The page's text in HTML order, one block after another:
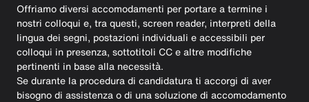
Offriamo diversi accomodamenti per portare a termine i
nostri colloqui e, tra questi, screen reader, interpreti della
lingua dei segni, postazioni individuali e accessibili per
colloqui in presenza, sottotitoli CC e altre modifiche
pertinenti in base alla necessità.
Se durante la procedura di candidatura ti accorgi di aver
bisogno di assistenza o di una soluzione di accomodamento